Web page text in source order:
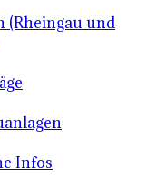
(Rheingau und
Infos